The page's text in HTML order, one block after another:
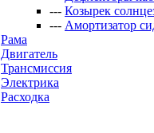
--- Козырек
--- Амортизатор
Рама
Двигатель
Трансмиссия
Электрика
Расходка